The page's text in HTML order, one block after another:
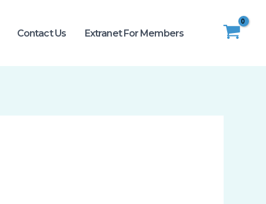
Contact Us Extranet For Members